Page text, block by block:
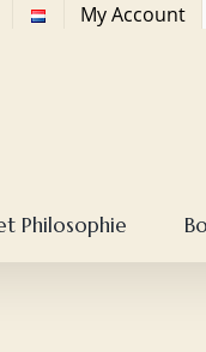
My Account
Philosophie